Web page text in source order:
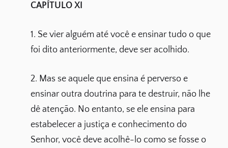
CAPÍTULO XI
1. Se vier alguém até você e ensinar tudo o que
foi dito anteriormente, deve ser acolhido.
2. Mas se aquele que ensina é perverso e
ensinar outra doutrina para te destruir, não lhe
dê atenção. No entanto, se ele ensina para
estabelecer a justiça e conhecimento do
Senhor, você deve acolhê-lo como se fosse o